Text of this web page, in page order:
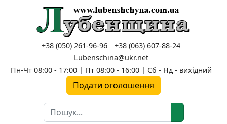
+38 (050) 261-96-96
+38 (063) 607-88-24
Lubenschina@ukr.net
Пн-Чт 08:00 - 17:00 | Пт 08:00 - 16:00 | Сб - Нд - вихідний
Подати оголошення
Пошук